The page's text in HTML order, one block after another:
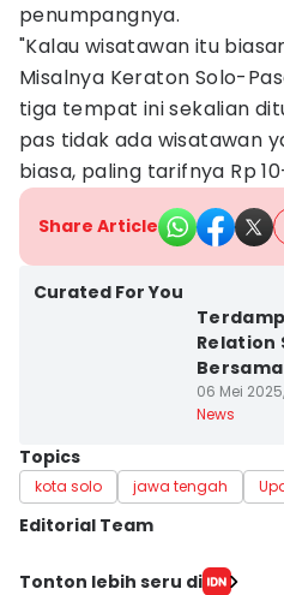
penumpangnya.
"Kalau wisatawan itu
Misalnya Keraton Solo-
tiga tempat ini sekalian
pas tidak ada wisatawan
biasa, paling tarifnya Rp
Share Article
Curated For You
Relation
Bersama
06 Mei
News
Topics
kota solo jawa tengah
Editorial Team
Editor
Tonton lebih seru di